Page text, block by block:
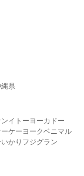
県
イトーヨーカドー
ーケー ヨークベニマル
いかり フジグラン